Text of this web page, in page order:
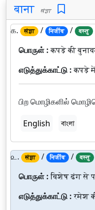
बाना संज्ञा
௧. संज्ञा / निर्जीव / वस्तु
பொருள் :कपड़े की
எடுத்துக்காட்டு :कपड़े
பிற மொழிகளில்
English
বাংলা
௨. संज्ञा / निर्जीव / वस्तु
பொருள் :विशेष ढंग से
எடுத்துக்காட்டு :रमेश